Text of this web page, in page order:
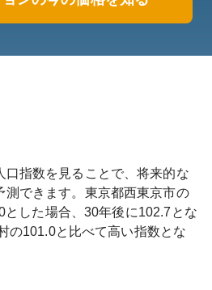
口指数を見ることで、将来的な
できます。 東京都西東京市の
とした場合、30年後に102.7 とな
の101.0と比べて高い指数とな